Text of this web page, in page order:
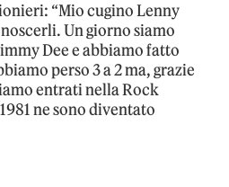
“Mio cugino Lenny
Un giorno siamo
Dee e abbiamo fatto
perso 3 a 2 ma, grazie
entrati nella Rock
ne sono diventato